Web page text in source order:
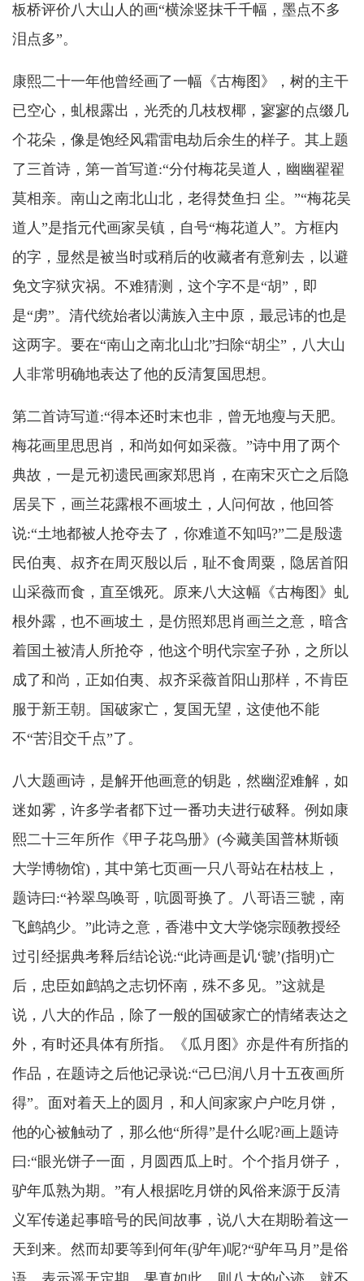
板桥评价八大山人的画“横涂竖抹千千幅，墨点不多
泪点多”。
康熙二十一年他曾经画了一幅《古梅图》，树的主干
已空心，虬根露出，光秃的几枝杈椰，寥寥的点缀几
个花朵，像是饱经风霜雷电劫后余生的样子。其上题
了三首诗，第一首写道:“分付梅花吴道人，幽幽翟翟
莫相亲。南山之南北山北，老得焚鱼扫 尘。”“梅花吴
道人”是指元代画家吴镇，自号“梅花道人”。方框内
的字，显然是被当时或稍后的收藏者有意剜去，以避
免文字狱灾祸。不难猜测，这个字不是“胡”，即
是“虏”。清代统始者以满族入主中原，最忌讳的也是
这两字。要在“南山之南北山北”扫除“胡尘”，八大山
人非常明确地表达了他的反清复国思想。
第二首诗写道:“得本还时末也非，曾无地瘦与天肥。
梅花画里思思肖，和尚如何如采薇。”诗中用了两个
典故，一是元初遗民画家郑思肖，在南宋灭亡之后隐
居吴下，画兰花露根不画坡土，人问何故，他回答
说:“土地都被人抢夺去了，你难道不知吗?”二是殷遗
民伯夷、叔齐在周灭殷以后，耻不食周粟，隐居首阳
山采薇而食，直至饿死。原来八大这幅《古梅图》虬
根外露，也不画坡土，是仿照郑思肖画兰之意，暗含
着国土被清人所抢夺，他这个明代宗室子孙，之所以
成了和尚，正如伯夷、叔齐采薇首阳山那样，不肯臣
服于新王朝。国破家亡，复国无望，这使他不能
不“苦泪交千点”了。
八大题画诗，是解开他画意的钥匙，然幽涩难解，如
迷如雾，许多学者都下过一番功夫进行破释。例如康
熙二十三年所作《甲子花鸟册》(今藏美国普林斯顿
大学博物馆)，其中第七页画一只八哥站在枯枝上，
题诗曰:“衿翠鸟唤哥，吭圆哥换了。八哥语三虢，南
飞鹧鸪少。”此诗之意，香港中文大学饶宗颐教授经
过引经据典考释后结论说:“此诗画是讥‘虢’(指明)亡
后，忠臣如鹧鸪之志切怀南，殊不多见。”这就是
说，八大的作品，除了一般的国破家亡的情绪表达之
外，有时还具体有所指。《瓜月图》亦是件有所指的
作品，在题诗之后他记录说:“己巳润八月十五夜画所
得”。面对着天上的圆月，和人间家家户户吃月饼，
他的心被触动了，那么他“所得”是什么呢?画上题诗
曰:“眼光饼子一面，月圆西瓜上时。个个指月饼子，
驴年瓜熟为期。”有人根据吃月饼的风俗来源于反清
义军传递起事暗号的民间故事，说八大在期盼着这一
天到来。然而却要等到何年(驴年)呢?“驴年马月”是俗